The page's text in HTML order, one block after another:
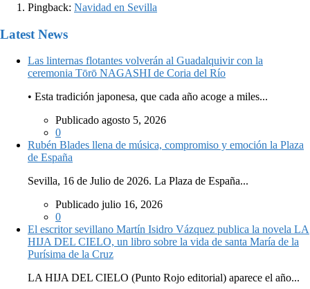
Pingback: Navidad en Sevilla
Latest News
Las linternas flotantes volverán al Guadalquivir con la
ceremonia Tōrō NAGASHI de Coria del Río
• Esta tradición japonesa, que cada año acoge a miles...
Publicado agosto 5, 2026
0
Rubén Blades llena de música, compromiso y emoción la Plaza
de España
Sevilla, 16 de Julio de 2026. La Plaza de España...
Publicado julio 16, 2026
0
El escritor sevillano Martín Isidro Vázquez publica la novela LA
HIJA DEL CIELO, un libro sobre la vida de santa María de la
Purísima de la Cruz
LA HIJA DEL CIELO (Punto Rojo editorial) aparece el año...